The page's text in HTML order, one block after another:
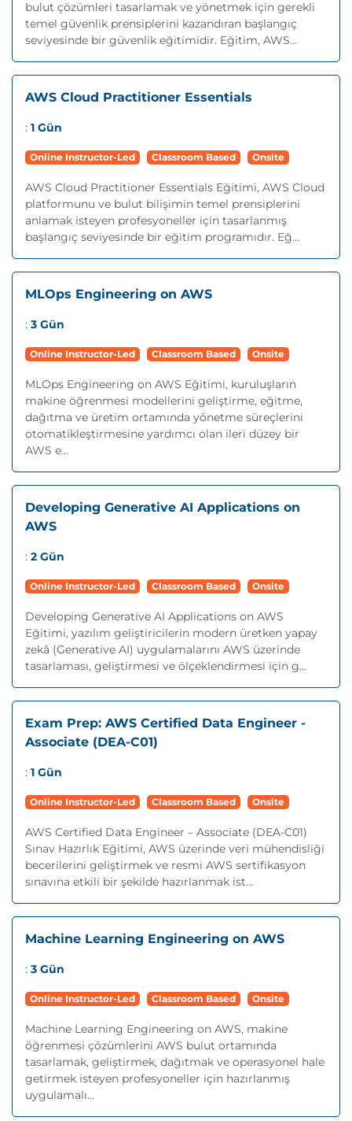
bulut çözümleri tasarlamak ve yönetmek için gerekli
temel güvenlik prensiplerini kazandıran başlangıç
seviyesinde bir güvenlik eğitimidir. Eğitim, AWS...
AWS Cloud Practitioner Essentials
: 1 Gün
Online Instructor-Led Classroom Based Onsite
AWS Cloud Practitioner Essentials Eğitimi, AWS Cloud
platformunu ve bulut bilişimin temel prensiplerini
anlamak isteyen profesyoneller için tasarlanmış
başlangıç seviyesinde bir eğitim programıdır. Eğ...
MLOps Engineering on AWS
: 3 Gün
Online Instructor-Led Classroom Based Onsite
MLOps Engineering on AWS Eğitimi, kuruluşların
makine öğrenmesi modellerini geliştirme, eğitme,
dağıtma ve üretim ortamında yönetme süreçlerini
otomatikleştirmesine yardımcı olan ileri düzey bir
AWS e...
Developing Generative AI Applications on
AWS
: 2 Gün
Online Instructor-Led Classroom Based Onsite
Developing Generative AI Applications on AWS
Eğitimi, yazılım geliştiricilerin modern üretken yapay
zekâ (Generative AI) uygulamalarını AWS üzerinde
tasarlaması, geliştirmesi ve ölçeklendirmesi için g...
Exam Prep: AWS Certified Data Engineer -
Associate (DEA-C01)
: 1 Gün
Online Instructor-Led Classroom Based Onsite
AWS Certified Data Engineer – Associate (DEA-C01)
Sınav Hazırlık Eğitimi, AWS üzerinde veri mühendisliği
becerilerini geliştirmek ve resmi AWS sertifikasyon
sınavına etkili bir şekilde hazırlanmak ist...
Machine Learning Engineering on AWS
: 3 Gün
Online Instructor-Led Classroom Based Onsite
Machine Learning Engineering on AWS, makine
öğrenmesi çözümlerini AWS bulut ortamında
tasarlamak, geliştirmek, dağıtmak ve operasyonel hale
getirmek isteyen profesyoneller için hazırlanmış
uygulamalı...